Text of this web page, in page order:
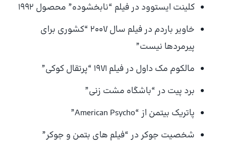
کلینت ایستوود در فیلم “نابخشوده” محصول 1992
خاویر باردم در فیلم سال 2007 “کشوری برای
پیرمردها نیست”
مالکوم مک داول در فیلم 1971 “پرتقال کوکی”
برد پیت در “باشگاه مشت زنی”
پاتریک بیتمن از “American Psycho”
شخصیت جوکر در “فیلم های بتمن و جوکر”